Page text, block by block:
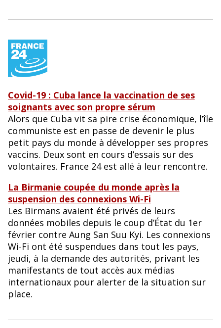
Covid-19 : Cuba lance la vaccination de ses
soignants avec son propre sérum
Alors que Cuba vit sa pire crise économique, l’île
communiste est en passe de devenir le plus
petit pays du monde à développer ses propres
vaccins. Deux sont en cours d’essais sur des
volontaires. France 24 est allé à leur rencontre.
La Birmanie coupée du monde après la
suspension des connexions Wi-Fi
Les Birmans avaient été privés de leurs
données mobiles depuis le coup d’État du 1er
février contre Aung San Suu Kyi. Les connexions
Wi-Fi ont été suspendues dans tout les pays,
jeudi, à la demande des autorités, privant les
manifestants de tout accès aux médias
internationaux pour alerter de la situation sur
place.